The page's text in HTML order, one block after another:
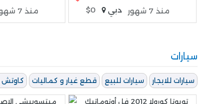
منذ 7 شهور $0 دبي منذ 7 شهور
سيارات
سيارات للايجار سيارات للبيع قطع غيار و كماليات كاوتش